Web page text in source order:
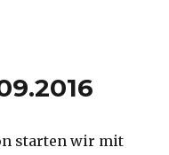
starten wir mit